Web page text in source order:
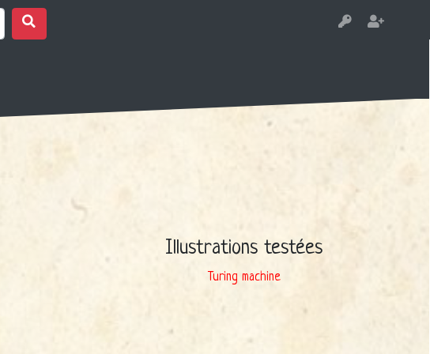
Illustrations testées
Turing machine